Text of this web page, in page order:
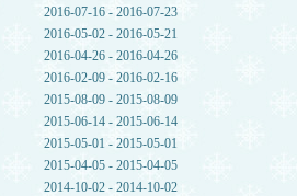
2016-07-16 - 2016-07-23
2016-05-02 - 2016-05-21
2016-04-26 - 2016-04-26
2016-02-09 - 2016-02-16
2015-08-09 - 2015-08-09
2015-06-14 - 2015-06-14
2015-05-01 - 2015-05-01
2015-04-05 - 2015-04-05
2014-10-02 - 2014-10-02